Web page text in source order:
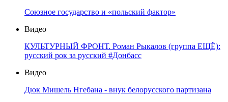
Союзное государство и «польский фактор»
Видео
КУЛЬТУРНЫЙ ФРОНТ. Роман Рыкалов (группа ЕЩЁ):
русский рок за русский #Донбасс
Видео
Дюк Мишель Нгебана - внук белорусского партизана